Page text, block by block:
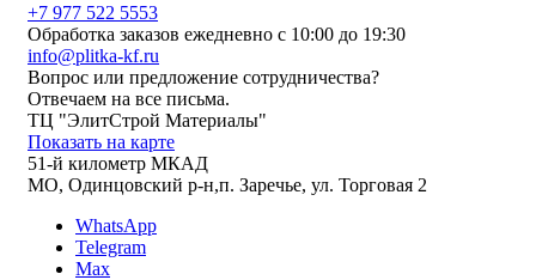
+7 977 522 5553
Обработка заказов ежедневно с 10:00 до 19:30
info@plitka-kf.ru
Вопрос или предложение сотрудничества?
Отвечаем на все письма.
ТЦ "ЭлитСтрой Материалы"
Показать на карте
51-й километр МКАД
МО, Одинцовский р-н,п. Заречье, ул. Торговая 2
WhatsApp
Telegram
Max